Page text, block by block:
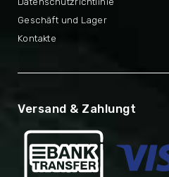
Geschäft und Lager
Kontakte
Versand & Zahlungt